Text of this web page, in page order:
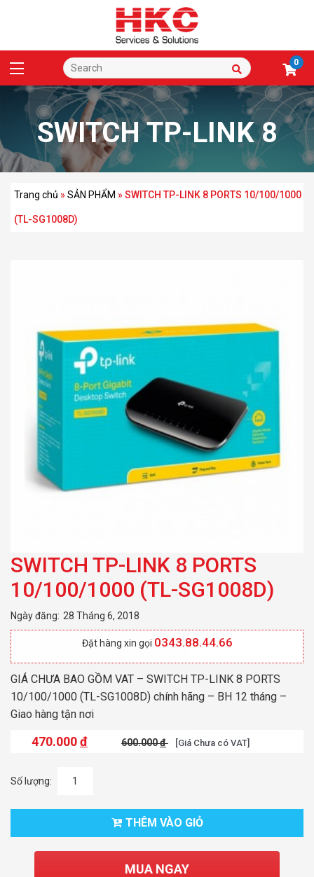
0
SWITCH TP-LINK 8
PORTS 10/100/1000
Trang chủ »SẢN PHẨM »SWITCH TP-LINK 8 PORTS 10/100/1000
(TL-SG1008D)
SWITCH TP-LINK 8 PORTS
10/100/1000 (TL-SG1008D)
Ngày đăng: 28 Tháng 6, 2018
Đặt hàng xin gọi 0343.88.44.66
GIÁ CHƯA BAO GỒM VAT – SWITCH TP-LINK 8 PORTS
10/100/1000 (TL-SG1008D) chính hãng – BH 12 tháng –
Giao hàng tận nơi
470.000đ 600.000đ [Giá Chưa có VAT]
Số lượng:
THÊM VÀO GIỎ
MUA NGAY